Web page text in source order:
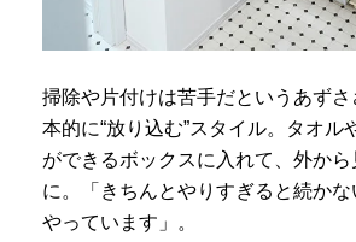
掃除や片付けは苦手だというあず
本的に“放り込む”スタイル。タオル
ができるボックスに入れて、外から
に。「きちんとやりすぎると続かな
やっています」。